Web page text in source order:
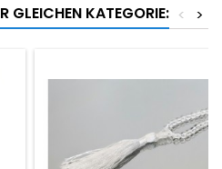
GLEICHEN KATEGORIE: >
<